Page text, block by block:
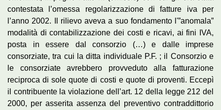
contestata l’omessa regolarizzazione di fatture iva per
l’anno 2002. Il rilievo aveva a suo fondamento l'”anomala”
modalità di contabilizzazione dei costi e ricavi, ai fini IVA,
posta in essere dal consorzio (…) e dalle imprese
consorziate, tra cui la ditta individuale P.F. ; il Consorzio e
le consorziate avrebbero provveduto alla fatturazione
reciproca di sole quote di costi e quote di proventi. Eccepì
il contribuente la violazione dell’art. 12 della legge 212 del
2000, per asserita assenza del preventivo contraddittorio